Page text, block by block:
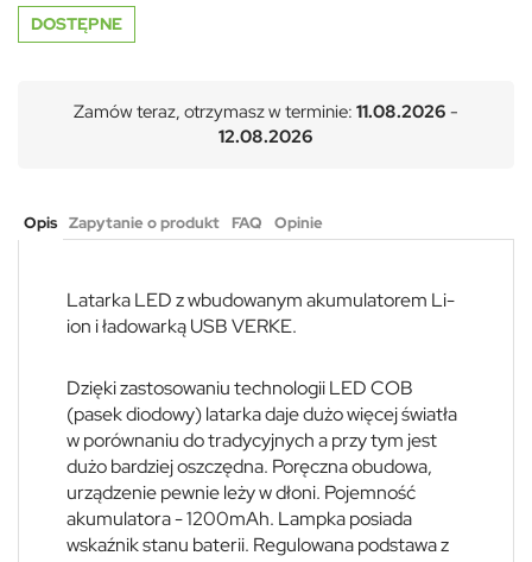
DOSTĘPNE
Zamów teraz, otrzymasz w terminie: 11.08.2026 -
12.08.2026
Opis Zapytanie o produkt FAQ Opinie
Latarka LED z wbudowanym akumulatorem Li-
ion i ładowarką USB VERKE.
Dzięki zastosowaniu technologii LED COB
(pasek diodowy) latarka daje dużo więcej światła
w porównaniu do tradycyjnych a przy tym jest
dużo bardziej oszczędna. Poręczna obudowa,
urządzenie pewnie leży w dłoni. Pojemność
akumulatora - 1200mAh. Lampka posiada
wskaźnik stanu baterii. Regulowana podstawa z